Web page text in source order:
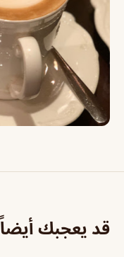
قد يعجبك أيضاً